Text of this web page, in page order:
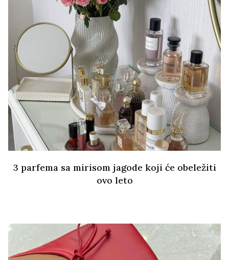
3 parfema sa mirisom jagode koji će obeležiti
ovo leto